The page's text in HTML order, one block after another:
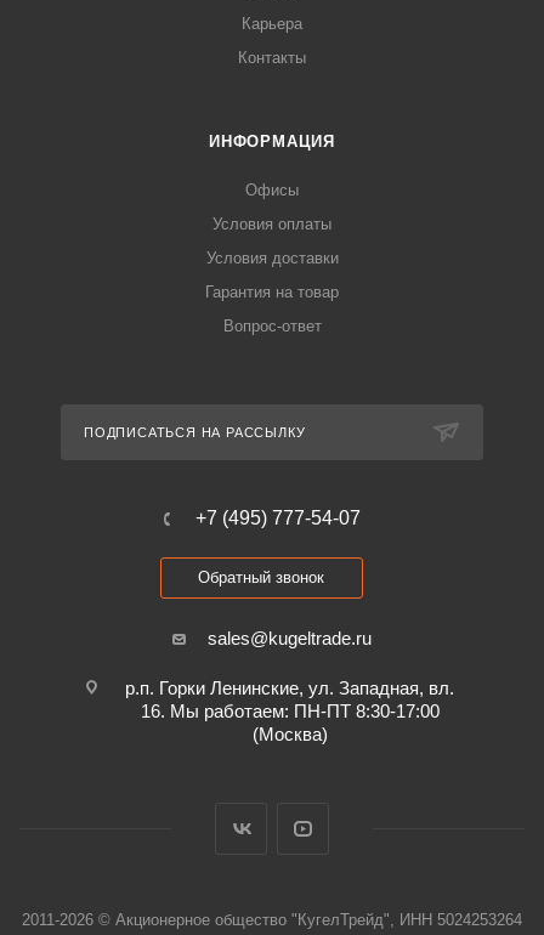
Карьера
Контакты
ИНФОРМАЦИЯ
Офисы
Условия оплаты
Условия доставки
Гарантия на товар
Вопрос-ответ
ПОДПИСАТЬСЯ НА РАССЫЛКУ
+7 (495) 777-54-07
Обратный звонок
sales@kugeltrade.ru
р.п. Горки Ленинские, ул. Западная, вл.
16. Мы работаем: ПН-ПТ 8:30-17:00
(Москва)
2011-2026 © Акционерное общество "КугелТрейд", ИНН 5024253264